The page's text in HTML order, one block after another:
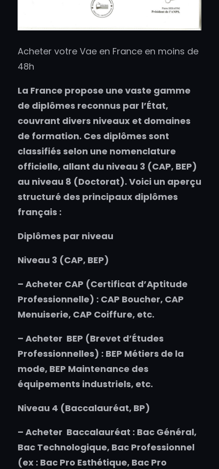
Acheter votre Vae en France en moins de
48h
La France propose une vaste gamme
de diplômes reconnus par l’État,
couvrant divers niveaux et domaines
de formation. Ces diplômes sont
classifiés selon une nomenclature
officielle, allant du niveau 3 (CAP, BEP)
au niveau 8 (Doctorat). Voici un aperçu
structuré des principaux diplômes
français :
Diplômes par niveau
Niveau 3 (CAP, BEP)
– Acheter CAP (Certificat d’Aptitude
Professionnelle) : CAP Boucher, CAP
Menuiserie, CAP Coiffure, etc.
– Acheter BEP (Brevet d’Études
Professionnelles) : BEP Métiers de la
mode, BEP Maintenance des
équipements industriels, etc.
Niveau 4 (Baccalauréat, BP)
– Acheter Baccalauréat : Bac Général,
Bac Technologique, Bac Professionnel
(ex : Bac Pro Esthétique, Bac Pro